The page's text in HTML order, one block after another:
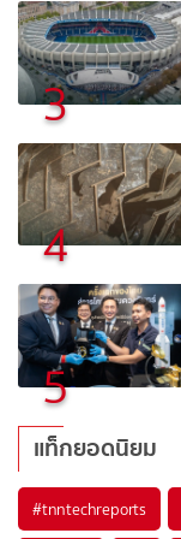
3
4
5
แท็กยอดนิยม
#tnntechreports